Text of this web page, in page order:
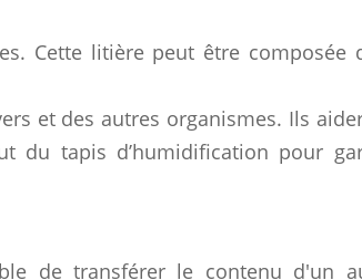
Cette litière peut être composée
et des autres organismes. Ils
du tapis d’humidification pour
de transférer le contenu d'un